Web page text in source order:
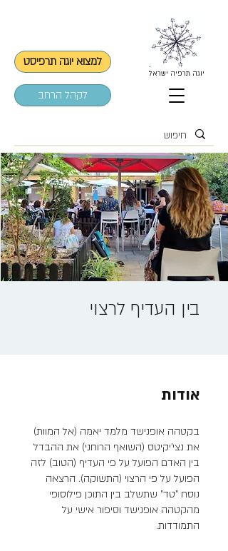
למצוא יוגה תרפיסט
לקהל הרחב
יוגה תרפיה ישראל
בין העדיף לרצוי
אודות
בקטהה אופנישד מלמד יאמה (אל המוות)
את נצי'יקיטס (השואף הרוחני) את ההבדל
בין האדם הפועל על פי העדיף (הטוב) לזה
הפועל על פי הרצוי (התשוקה). הרצאה
נוסח "טד" שתשלב בין התוכן פילוסופי
מהקטהה אופנישד וסיפור אישי על
התמודדות.